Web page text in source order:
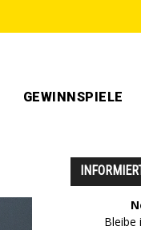
GEWINNSPIELE
Bleibe